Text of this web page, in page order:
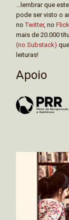
...lembrar que
pode ser visto o
noTwitter, no
mais de 20.000
(no Substack)
leituras!
Apoio